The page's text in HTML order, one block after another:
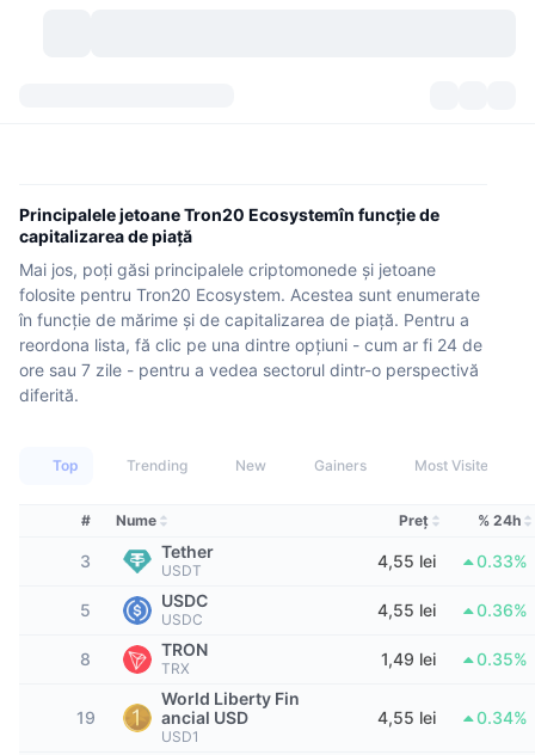
Istoric capturi
Deblocări de tokenuri
Clasamente
În tendințe
Urmează
Adăugate recent
Prezentare generală a pieței
Piața Spot
Nr. de criptomonede
Intrări/Ieșiri de pe Exchange-uri
Indicatori
Indicele de frică și lăcomie.
Indicele de sezon pentru Altcoin
Semnale New
Cele mai populare
Nou
Explorator de meme
Top Traderi
Burse
Schimburi centralizate:
Spot
Spot
Derivate
Community
Feed-uri
Sentiment
API
API DEX
Întreprindere
Prețuri
Resurse
Convertor
Buletin informativ
CMC Launch
CMC Labs
Principalele jetoane Tron20 Ecosystemîn funcție de
capitalizarea de piață
Mai jos, poți găsi principalele criptomonede și jetoane
folosite pentru Tron20 Ecosystem. Acestea sunt enumerate
în funcție de mărime și de capitalizarea de piață. Pentru a
reordona lista, fă clic pe una dintre opțiuni - cum ar fi 24 de
ore sau 7 zile - pentru a vedea sectorul dintr-o perspectivă
diferită.
Top Trending New Gainers Most Visited
# Nume Preţ % 24h
3 Tether
USDT 4,55 lei 0.33%
5 USDC
USDC 4,55 lei 0.36%
8 TRON
TRX 1,49 lei 0.35%
19
World Liberty Fin
ancial USD
USD1
4,55 lei 0.34%